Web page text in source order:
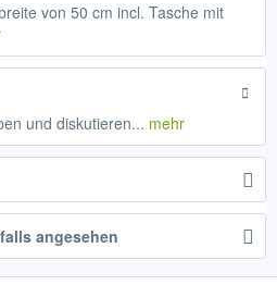
von 50 cm incl. Tasche mit
und diskutieren... mehr
angesehen